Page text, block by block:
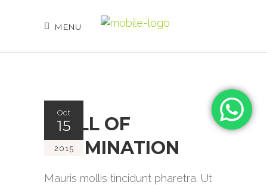
MENU
Oct
15
2015
WALL OF
ILLUMINATION
Mauris mollis tincidunt pharetra. Ut